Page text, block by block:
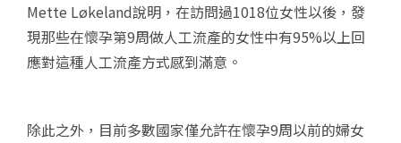
Mette Løkeland說明，在訪問過1018位女性以後，發
現那些在懷孕第9周做人工流產的女性中有95%以上回
應對這種人工流產方式感到滿意。
除此之外，目前多數國家僅允許在懷孕9周以前的婦女